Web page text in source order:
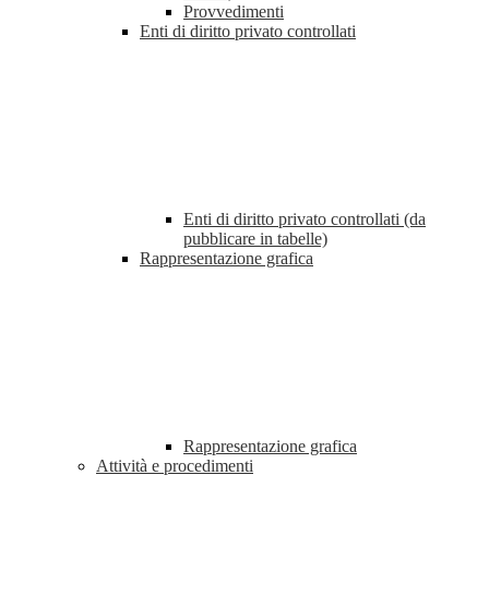
Provvedimenti
Enti di diritto privato controllati
Enti di diritto privato controllati (da
pubblicare in tabelle)
Rappresentazione grafica
Rappresentazione grafica
Attività e procedimenti